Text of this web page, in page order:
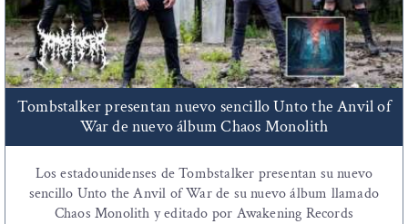
Tombstalker presentan nuevo sencillo Unto the Anvil of
War de nuevo álbum Chaos Monolith
Los estadounidenses de Tombstalker presentan su nuevo
sencillo Unto the Anvil of War de su nuevo álbum llamado
Chaos Monolith y editado por Awakening Records